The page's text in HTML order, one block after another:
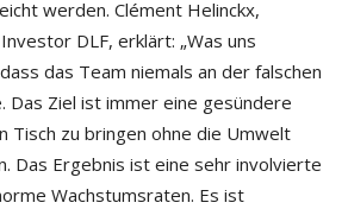
werden. Clément Helinckx,
DLF, erklärt: „Was uns
das Team niemals an der falschen
Das Ziel ist immer eine gesündere
Tisch zu bringen ohne die Umwelt
Das Ergebnis ist eine sehr involvierte
Wachstumsraten. Es ist